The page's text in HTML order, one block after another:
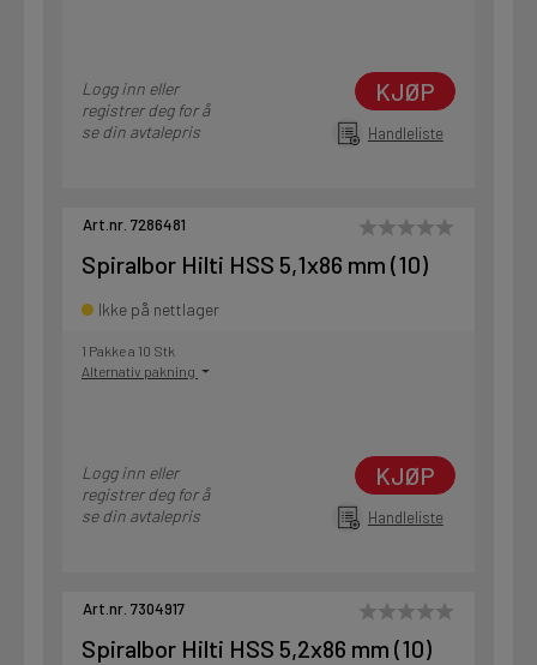
Logg inn eller
registrer deg for å
se din avtalepris
KJØP
Handleliste
Art.nr. 7286481
Spiralbor Hilti HSS 5,1x86 mm (10)
Ikke på nettlager
1 Pakke a 10 Stk
Alternativ pakning
Logg inn eller
registrer deg for å
se din avtalepris
KJØP
Handleliste
Art.nr. 7304917
Spiralbor Hilti HSS 5,2x86 mm (10)